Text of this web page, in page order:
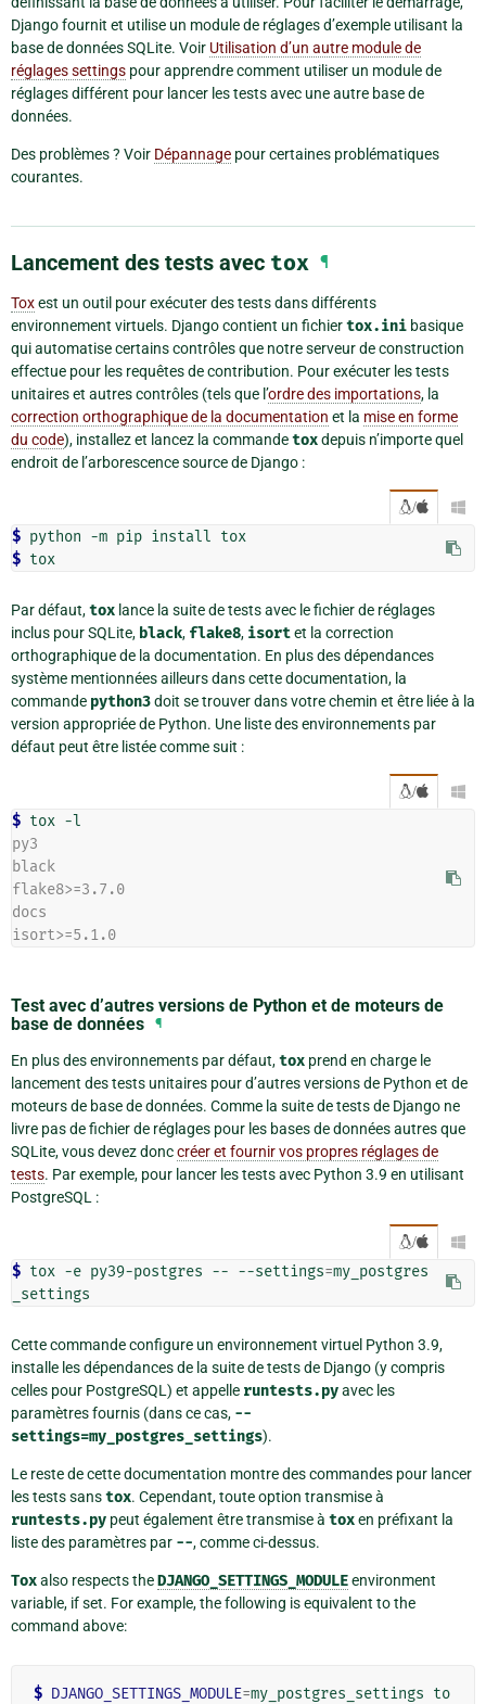
Django fournit et utilise un module de réglages d’exemple utilisant la
base de données SQLite. Voir Utilisation d’un autre module de
réglages settings pour apprendre comment utiliser un module de
réglages différent pour lancer les tests avec une autre base de
données.
Des problèmes ? Voir Dépannage pour certaines problématiques
courantes.
Lancement des tests avec tox ¶
Toxest un outil pour exécuter des tests dans différents
environnement virtuels. Django contient un fichiertox.ini basique
qui automatise certains contrôles que notre serveur de construction
effectue pour les requêtes de contribution. Pour exécuter les tests
unitaires et autres contrôles (tels que l’ordre des importations, la
correction orthographique de la documentation et la mise en forme
du code), installez et lancez la commandetoxdepuis n’importe quel
endroit de l’arborescence source de Django :
/ 
$
$
Par défaut,tox lance la suite de tests avec le fichier de réglages
inclus pour SQLite, black, flake8, isortet la correction
orthographique de la documentation. En plus des dépendances
système mentionnées ailleurs dans cette documentation, la
commande python3doit se trouver dans votre chemin et être liée à la
version appropriée de Python. Une liste des environnements par
défaut peut être listée comme suit :
/ 
$
py3
black
flake8>=3.7.0
docs
isort>=5.1.0
Test avec d’autres versions de Python et de moteurs de
base de données
¶
En plus des environnements par défaut,tox prend en charge le
lancement des tests unitaires pour d’autres versions de Python et de
moteurs de base de données. Comme la suite de tests de Django ne
livre pas de fichier de réglages pour les bases de données autres que
SQLite, vous devez donccréer et fournir vos propres réglages de
tests. Par exemple, pour lancer les tests avec Python 3.9 en utilisant
PostgreSQL :
/ 
$ tox -e py39-postgres -- --settings=my_postgres
Cette commande configure un environnement virtuel Python 3.9,
installe les dépendances de la suite de tests de Django (y compris
celles pour PostgreSQL) et appelle runtests.pyavec les
paramètres fournis (dans ce cas, --
settings=my_postgres_settings).
Le reste de cette documentation montre des commandes pour lancer
les tests sanstox. Cependant, toute option transmise à
runtests.py peut également être transmise à toxen préfixant la
liste des paramètres par --, comme ci-dessus.
Toxalso respects theDJANGO_SETTINGS_MODULEenvironment
variable, if set. For example, the following is equivalent to the
command above:
$ DJANGO_SETTINGS_MODULE=my_postgres_settings to